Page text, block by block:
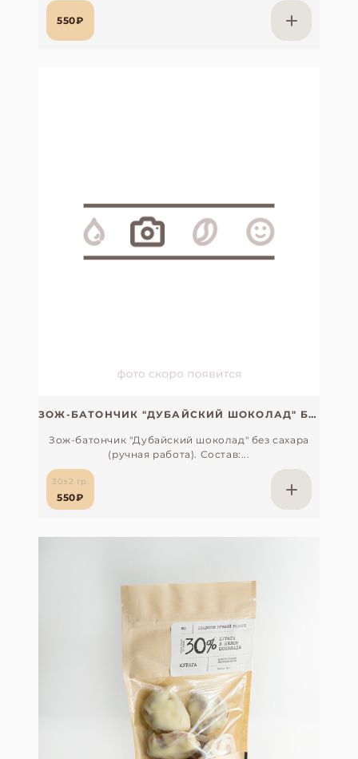
550₽
ЗОЖ-БАТОНЧИК "ДУБАЙСКИЙ ШОКОЛАД" БЕЗ САХАРА (РУЧНАЯ РАБОТА)
Зож-батончик "Дубайский шоколад" без сахара
(ручная работа). Состав:...
30±2 гр.
550₽